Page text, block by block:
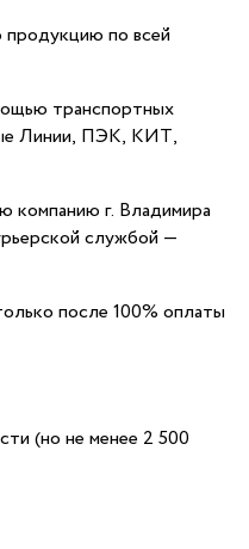
по всей
транспортных
Линии, ПЭК, КИТ,
компанию г. Владимира
службой —
после 100% оплаты
(но не менее 2 500